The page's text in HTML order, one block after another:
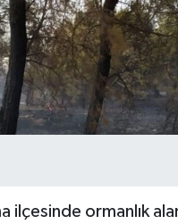
ilçesinde ormanlık